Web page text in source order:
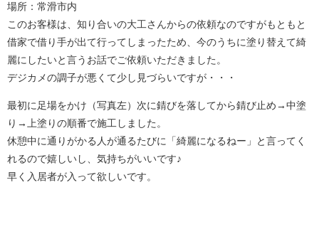
場所：常滑市内
このお客様は、知り合いの大工さんからの依頼なのですがもともと
借家で借り手が出て行ってしまったため、今のうちに塗り替えて綺
麗にしたいと言うお話でご依頼いただきました。
デジカメの調子が悪くて少し見づらいですが・・・
最初に足場をかけ（写真左）次に錆びを落してから錆び止め→中塗
り→上塗りの順番で施工しました。
休憩中に通りがかる人が通るたびに「綺麗になるねー」と言ってく
れるので嬉しいし、気持ちがいいです♪
早く入居者が入って欲しいです。